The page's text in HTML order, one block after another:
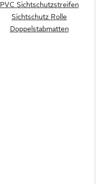
PVC Sichtschutzstreifen
Sichtschutz Rolle
Doppelstabmatten